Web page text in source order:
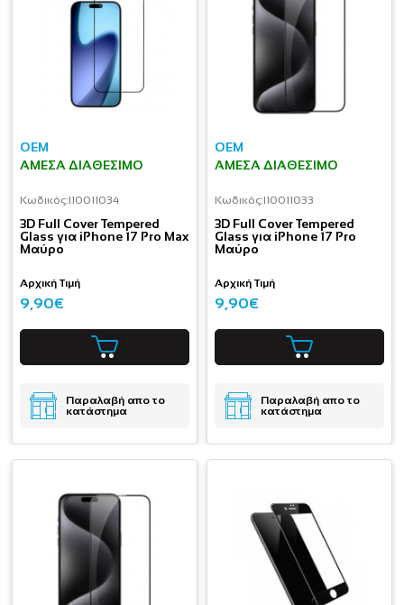
OEM
ΆΜΕΣΑ ΔΙΑΘΈΣΙΜΟ
Κωδικός:I10011034
3D Full Cover Tempered
Glass για iPhone 17 Pro Max
Μαύρο
Αρχική Τιμή
9,90€
Παραλαβή απο το
κατάστημα
OEM
ΆΜΕΣΑ ΔΙΑΘΈΣΙΜΟ
Κωδικός:I10011033
3D Full Cover Tempered
Glass για iPhone 17 Pro
Μαύρο
Αρχική Τιμή
9,90€
Παραλαβή απο το
κατάστημα